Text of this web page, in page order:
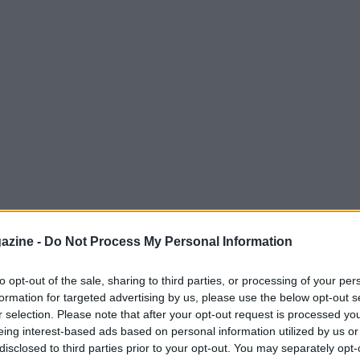
- Do Not Process My Personal Information
opt-out of the sale, sharing to third parties, or processing of your
for targeted advertising by us, please use the below opt-out
selection. Please note that after your opt-out request is processed
interest-based ads based on personal information utilized by us
to third parties prior to your opt-out. You may separately
per ilPrix du Jockey Club , la
di galoppo. Al centro del
da un convincente successo e chiamato a